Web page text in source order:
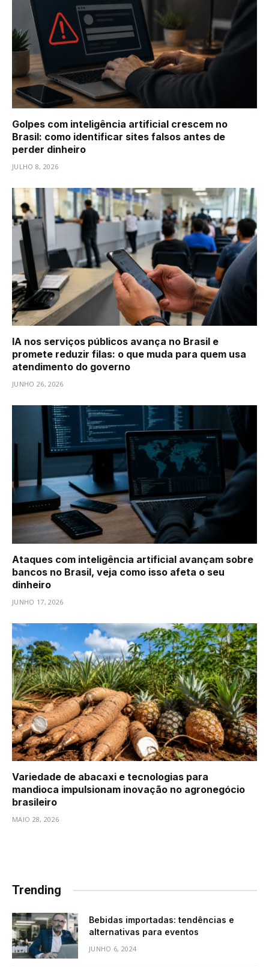
Golpes com inteligência artificial crescem no
Brasil: como identificar sites falsos antes de
perder dinheiro
JULHO 8, 2026
IA nos serviços públicos avança no Brasil e
promete reduzir filas: o que muda para quem usa
atendimento do governo
JUNHO 26, 2026
Ataques com inteligência artificial avançam sobre
bancos no Brasil, veja como isso afeta o seu
dinheiro
JUNHO 17, 2026
Variedade de abacaxi e tecnologias para
mandioca impulsionam inovação no agronegócio
brasileiro
MAIO 28, 2026
Trending
Bebidas importadas: tendências e
alternativas para eventos
JUNHO 6, 2024